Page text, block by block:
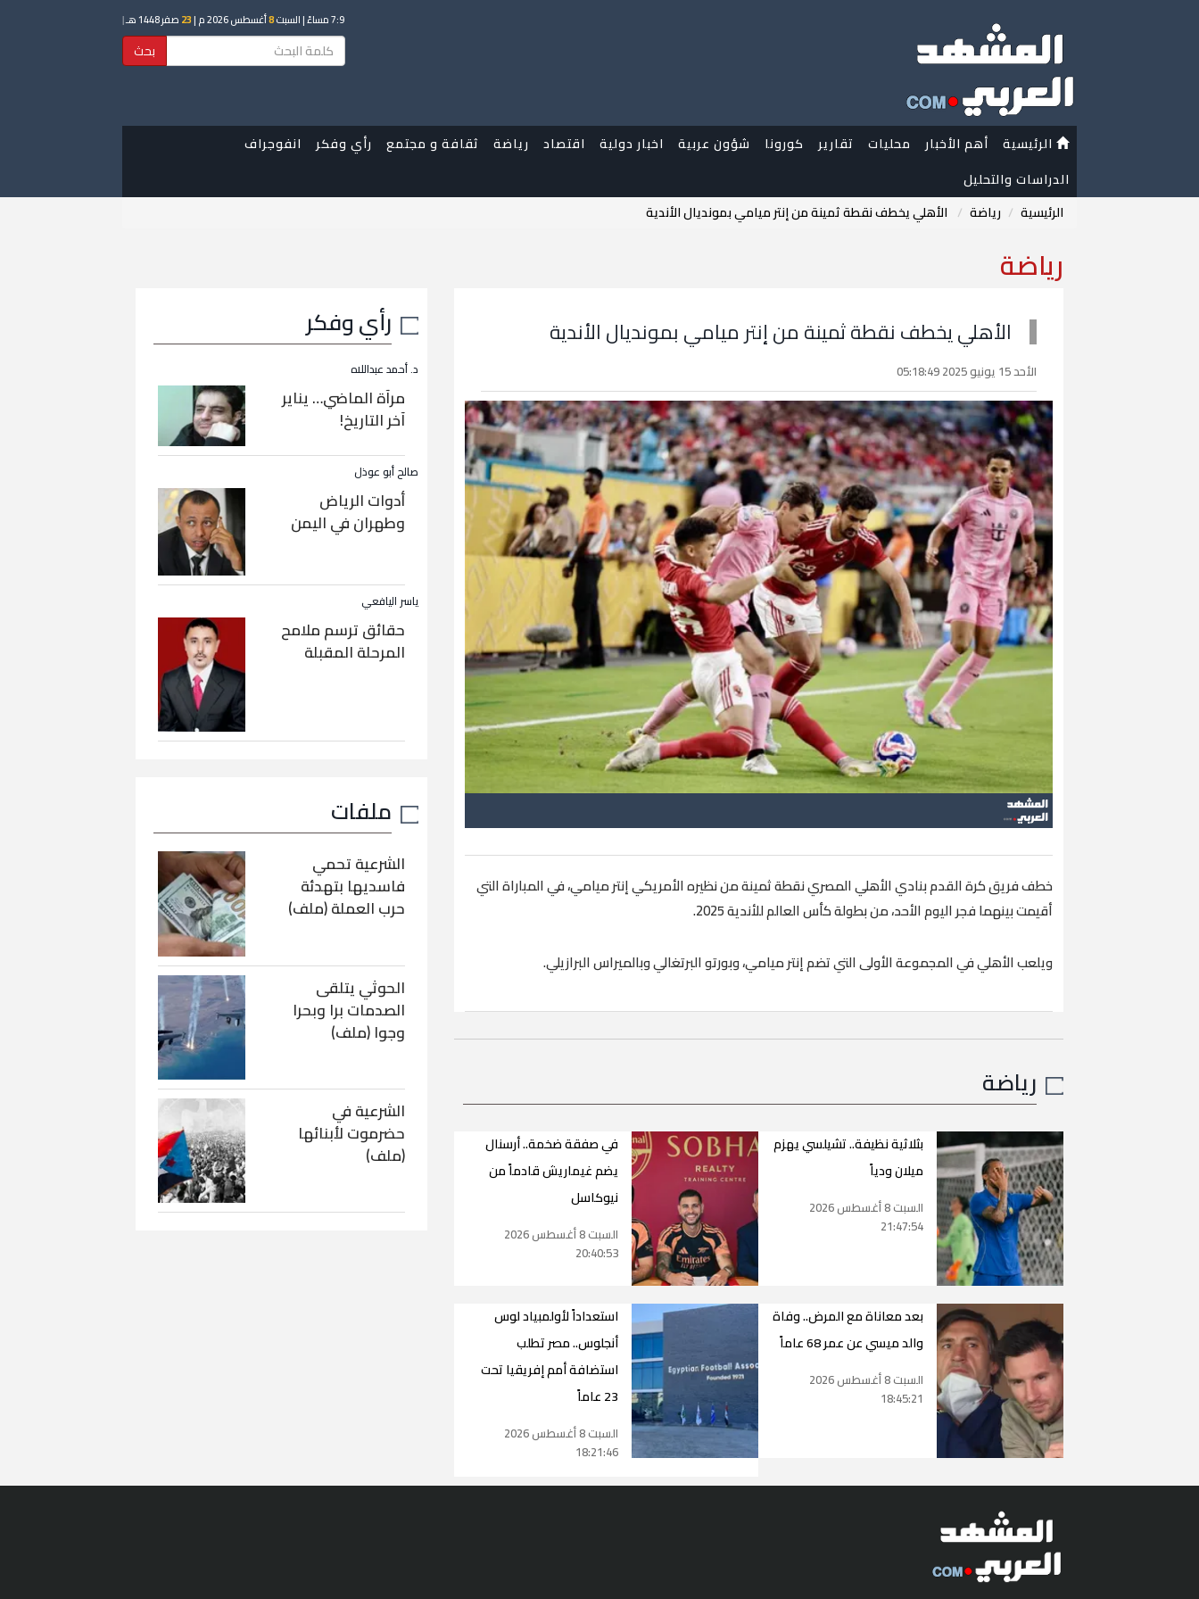
7:9 مساءً | السبت8أغسطس 2026 م | 23 صفر 1448 هـ |
بحث
الرئيسية أهم الأخبار محليات تقارير كورونا شؤون عربية اخبار دولية اقتصاد رياضة ثقافة و مجتمع رأي وفكر
انفوجراف
الدراسات والتحليل
الرئيسية
رياضة الأهلي يخطف نقطة ثمينة من إنتر ميامي بمونديال الأندية
رياضة
الأهلي يخطف نقطة ثمينة من إنتر ميامي بمونديال الأندية
الأحد 15 يونيو 2025 05:18:49
خطف فريق كرة القدم بنادي الأهلي المصري نقطة ثمينة من نظيره الأمريكي إنتر ميامي، في المباراة التي
أقيمت بينهما فجر اليوم الأحد، من بطولة كأس العالم للأندية 2025.
ويلعب الأهلي في المجموعة الأولى التي تضم إنتر ميامي، وبورتو البرتغالي وبالميراس البرازيلي.
رياضة
بثلاثية نظيفة.. تشيلسي يهزم
ميلان ودياً
السبت 8 أغسطس 2026
21:47:54
في صفقة ضخمة.. أرسنال
يضم غيماريش قادماً من
نيوكاسل
السبت 8 أغسطس 2026
20:40:53
بعد معاناة مع المرض.. وفاة
والد ميسي عن عمر 68 عاماً
السبت 8 أغسطس 2026
18:45:21
استعداداً لأولمبياد لوس
أنجلوس.. مصر تطلب
استضافة أمم إفريقيا تحت
23 عاماً
السبت 8 أغسطس 2026
18:21:46
رأي وفكر
د. أحمد عبداللاه
مرآة الماضي… يناير
آخر التاريخ!
صالح أبو عوذل
أدوات الرياض
وطهران في اليمن
ياسر اليافعي
حقائق ترسم ملامح
المرحلة المقبلة
ملفات
الشرعية تحمي
فاسديها بتهدئة
حرب العملة (ملف)
الحوثي يتلقى
الصدمات برا وبحرا
وجوا (ملف)
الشرعية في
حضرموت لأبنائها
(ملف)